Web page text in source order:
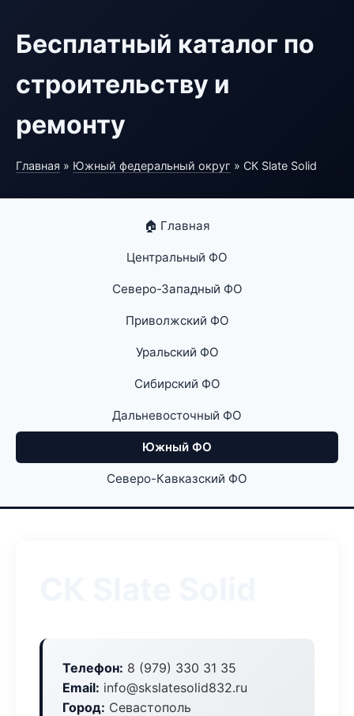
Бесплатный каталог по
строительству и
ремонту
Главная » Южный федеральный округ » СК Slate Solid
🏠 Главная
Центральный ФО
Северо-Западный ФО
Приволжский ФО
Уральский ФО
Сибирский ФО
Дальневосточный ФО
Южный ФО
Северо-Кавказский ФО
Телефон: 8 (979) 330 31 35
Email: info@skslatesolid832.ru
Город: Севастополь